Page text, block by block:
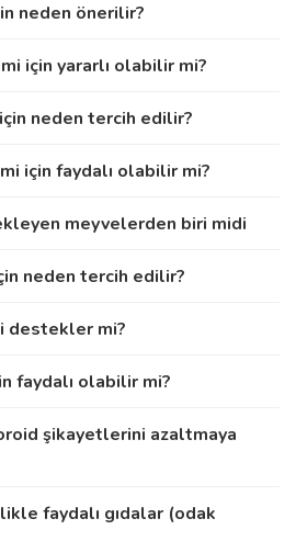
neden önerilir?
için yararlı olabilir mi?
neden tercih edilir?
için faydalı olabilir mi?
meyvelerden biri midi
neden tercih edilir?
destekler mi?
faydalı olabilir mi?
şikayetlerini azaltmaya
faydalı gıdalar (odak